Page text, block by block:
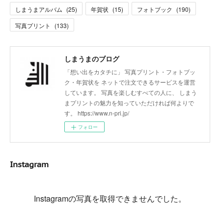
しまうまアルバム (25) 年賀状 (15) フォトブック (190)
写真プリント
(133)
しまうまのブログ
「想い出をカタチに」 写真プリント・フォトブッ
ク・年賀状を ネットで注文できるサービスを運営
しています。 写真を楽しむすべての人に、 しまう
まプリントの魅力を知っていただければ何よりで
す。 https://www.n-pri.jp/
フォロー
Instagram
Instagramの写真を取得できませんでした。